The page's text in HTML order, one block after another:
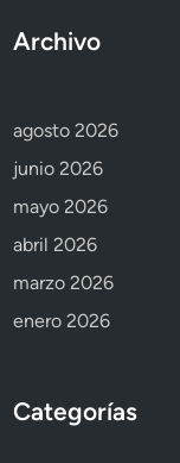
Archivo
agosto 2026
junio 2026
mayo 2026
abril 2026
marzo 2026
enero 2026
Categorías